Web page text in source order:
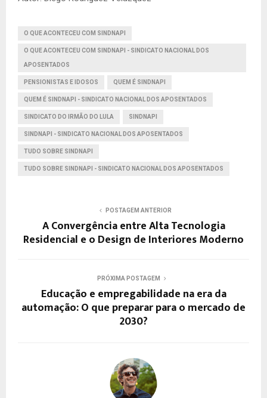
O QUE ACONTECEU COM SINDNAPI
O QUE ACONTECEU COM SINDNAPI - SINDICATO NACIONAL DOS
APOSENTADOS
PENSIONISTAS E IDOSOS QUEM É SINDNAPI
QUEM É SINDNAPI - SINDICATO NACIONAL DOS APOSENTADOS
SINDICATO DO IRMÃO DO LULA SINDNAPI
SINDNAPI - SINDICATO NACIONAL DOS APOSENTADOS
TUDO SOBRE SINDNAPI
TUDO SOBRE SINDNAPI - SINDICATO NACIONAL DOS APOSENTADOS
POSTAGEM ANTERIOR
A Convergência entre Alta Tecnologia
Residencial e o Design de Interiores Moderno
PRÓXIMA POSTAGEM
Educação e empregabilidade na era da
automação: O que preparar para o mercado de
2030?